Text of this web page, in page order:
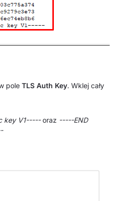
pole TLS Auth Key. Wklej cały
key V1-----oraz -----END